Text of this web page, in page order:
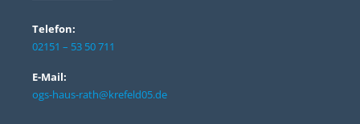
Telefon:
02151 – 53 50 711
E-Mail:
ogs-haus-rath@krefeld05.de